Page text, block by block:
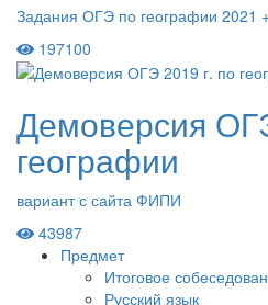
Задания ОГЭ по географии 2021
197100
Демоверсия
географии
вариант с сайта ФИПИ
43987
Предмет
Итоговое
Русский язык